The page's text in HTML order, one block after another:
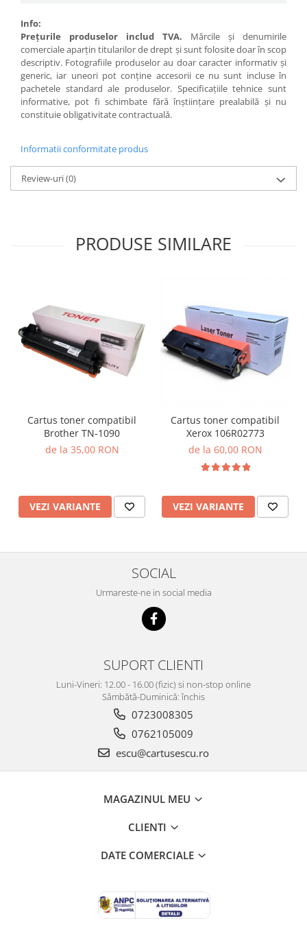
Info:
Preţurile produselor includ TVA. Mărcile şi denumirile
comerciale aparţin titularilor de drept şi sunt folosite doar în scop
descriptiv. Fotografiile produselor au doar caracter informativ şi
generic, iar uneori pot conţine accesorii ce nu sunt incluse în
pachetele standard ale produselor. Specificaţiile tehnice sunt
informative, pot fi schimbate fără înştiinţare prealabilă şi nu
constituie obligativitate contractuală.
Informatii conformitate produs
Review-uri(0)
PRODUSE SIMILARE
Cartus toner compatibil
Brother TN-1090
de la 35,00 RON
VEZI VARIANTE
Cartus toner compatibil
Xerox 106R02773
de la 60,00 RON
VEZI VARIANTE
SOCIAL
Urmareste-ne in social media
SUPORT CLIENTI
Luni-Vineri: 12.00 - 16.00 (fizic) si non-stop online
Sâmbătă-Duminică: închis
0723008305
0762105009
escu@cartusescu.ro
MAGAZINUL MEU
CLIENTI
DATE COMERCIALE